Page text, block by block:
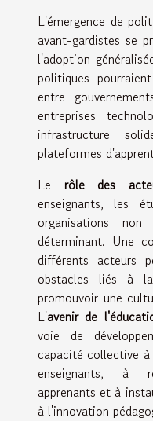
L'émergence de
avant-gardistes se
l'adoption
politiques
entre
entreprises
infrastructure
plateformes
Le rôle des
enseignants, les
organisations non
déterminant. Une
différents acteurs
obstacles liés à
promouvoir une
L'avenir de
voie de
capacité collective
enseignants, à
apprenants et à
à l'innovation